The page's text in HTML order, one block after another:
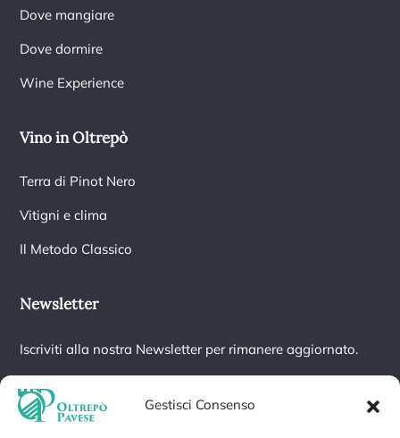
Gestisci Consenso
Dove mangiare
Dove dormire
Wine Experience
Vino in Oltrepò
Terra di Pinot Nero
Vitigni e clima
Il Metodo Classico
Newsletter
Iscriviti alla nostra Newsletter per rimanere aggiornato.